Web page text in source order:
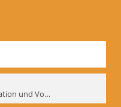
Biomechanik-Demonstration und Vortrag, Berliner Ensemble, 04.10.1991